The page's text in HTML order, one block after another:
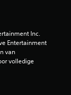
Inc.
Entertainment
van
volledige